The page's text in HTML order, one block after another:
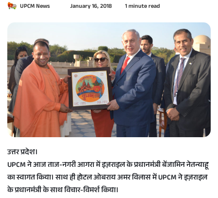
UPCM News
d
a
n
e
m
a
i
January 16, 2018 1 minute read
उत्तर प्रदेश।
UPCM ने आज ताज-नगरी आगरा में इज़राइल के प्रधानमंत्री बेंजामिन नेतन्याहू
का स्वागत किया। साथ ही होटल ओबराय अमर विलास में UPCM ने इज़राइल
के प्रधानमंत्री के साथ विचार-विमर्श किया।